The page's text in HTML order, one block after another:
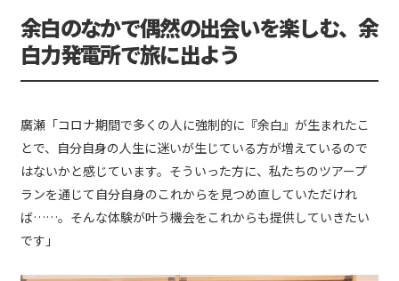
余白のなかで偶然の出会いを楽しむ、余
白力発電所で旅に出よう
廣瀬「コロナ期間で多くの人に強制的に『余白』が生まれたこ
とで、自分自身の人生に迷いが生じている方が増えているので
はないかと感じています。そういった方に、私たちのツアープ
ランを通じて自分自身のこれからを見つめ直していただけれ
ば……。そんな体験が叶う機会をこれからも提供していきたい
です」